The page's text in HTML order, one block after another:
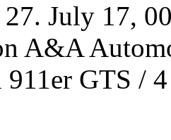
27. July 17,
A&A
911er GTS /